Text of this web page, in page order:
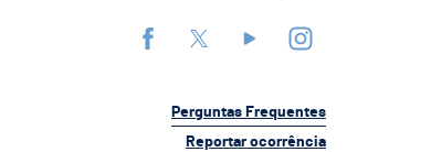
Perguntas Frequentes
Reportar ocorrência